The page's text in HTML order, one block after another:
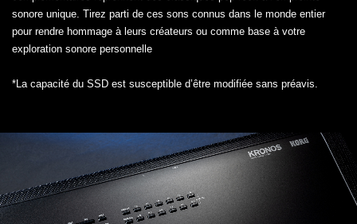
sonore unique. Tirez parti de ces sons connus dans le monde entier
pour rendre hommage à leurs créateurs ou comme base à votre
exploration sonore personnelle
*La capacité du SSD est susceptible d’être modifiée sans préavis.